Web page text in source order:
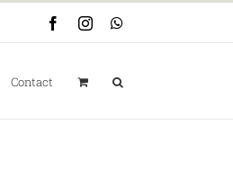
FacebookInstagramWhatsApp
Contact